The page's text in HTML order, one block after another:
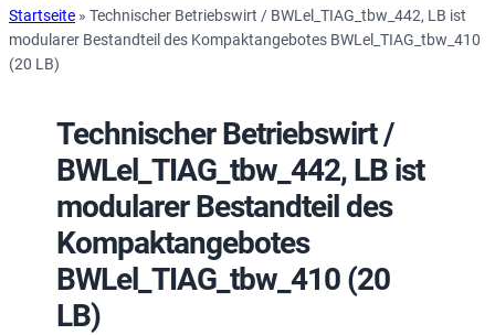
Startseite » Technischer Betriebswirt / BWLel_TIAG_tbw_442, LB ist
modularer Bestandteil des Kompaktangebotes BWLel_TIAG_tbw_410
(20 LB)
Technischer Betriebswirt /
BWLel_TIAG_tbw_442, LB ist
modularer Bestandteil des
Kompaktangebotes
BWLel_TIAG_tbw_410 (20
LB)